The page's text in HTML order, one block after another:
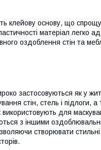
клейову основу, що
матеріал легко
оздоблення стін та
застосовуються як у
стін, стель і підлоги,
для
з іншими
створювати стильні